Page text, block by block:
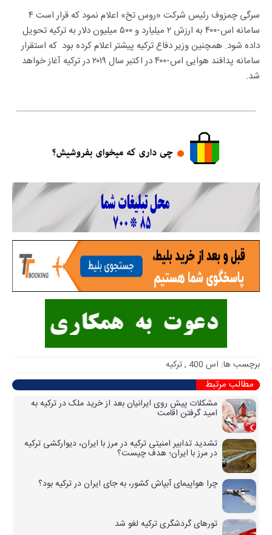
سامانه اس-۴۰۰ به ارزش ۲ میلیارد و ۵۰۰ میلیون دلار به ترکیه تحویل
داده شود. همچنین وزیر دفاع ترکیه پیشتر اعلام کرده بود که استقرار
سامانه پدافند هوایی اس-۴۰۰ در اکتبر سال ۲۰۱۹ در ترکیه آغاز خواهد
شد.
برچسب ها: اس 400 ,ترکیه
مطالب مرتبط
مشکلات پیش روی ایرانیان بعد از خرید ملک در ترکیه به
امید گرفتن اقامت
تشدید تدابیر امنیتی ترکیه در مرز با ایران، دیوارکشی ترکیه
در مرز با ایران؛ هدف چیست؟
چرا هواپیمای آبپاش کشور، به جای ایران در ترکیه بود؟
تورهای گردشگری ترکیه لغو شد